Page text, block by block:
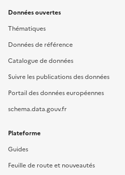
Données ouvertes
Thématiques
Données de référence
Catalogue de données
Suivre les publications des données
Portail des données européennes
schema.data.gouv.fr
Plateforme
Guides
Feuille de route et nouveautés